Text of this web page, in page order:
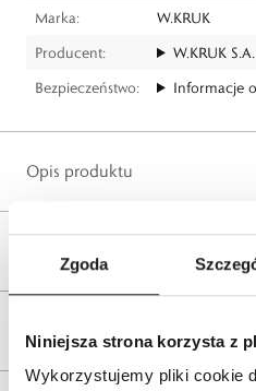
Zgoda
Niniejsza strona korzysta z
Wykorzystujemy pliki cookie
Marka:
W.KRUK
Producent:
W.KRUK S.A.
Bezpieczeństwo:
Informacje
Opis produktu
Reklamacje i zwroty